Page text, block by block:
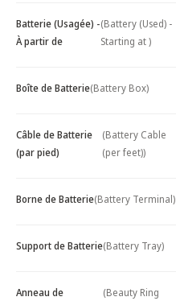
Batterie (Usagée) -
À partir de
(Battery (Used) -
Starting at )
Boîte de Batterie(Battery Box)
Câble de Batterie
(par pied)
(Battery Cable
(per feet))
Borne de Batterie(Battery Terminal)
Support de Batterie(Battery Tray)
Anneau de
(Beauty Ring